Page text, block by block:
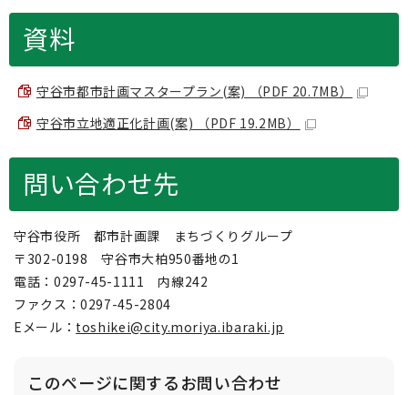
資料
守谷市都市計画マスタープラン(案) （PDF 20.7MB）
守谷市立地適正化計画(案) （PDF 19.2MB）
問い合わせ先
守谷市役所 都市計画課 まちづくりグループ
〒302-0198 守谷市大柏950番地の1
電話：0297-45-1111 内線242
ファクス：0297-45-2804
Eメール： toshikei@city.moriya.ibaraki.jp
このページに関するお問い合わせ